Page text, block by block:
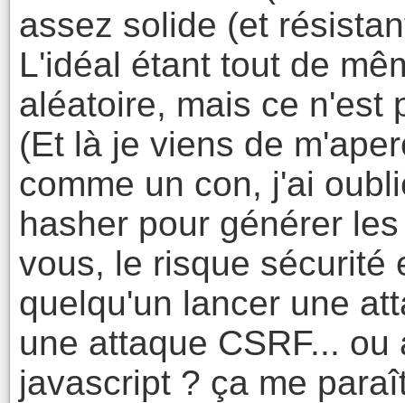
assez solide (et
L'idéal étant tout de
aléatoire, mais ce n'est
(Et là je viens de
comme un con, j'ai
hasher pour générer
vous, le risque sécurité
quelqu'un lancer une
une attaque CSRF...
javascript ? ça me